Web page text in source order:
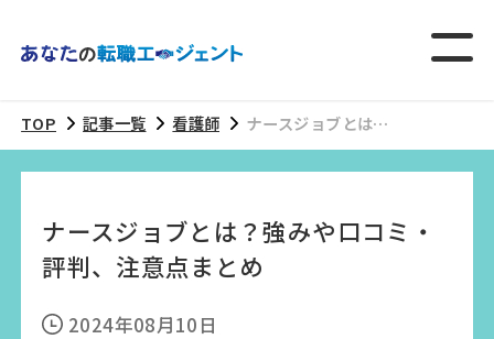
TOP 記事一覧 看護師
ナースジョブとは？
強みや口コミ・評
ナースジョブとは？強みや口コミ・
評判、注意点まとめ
2024年08月10日